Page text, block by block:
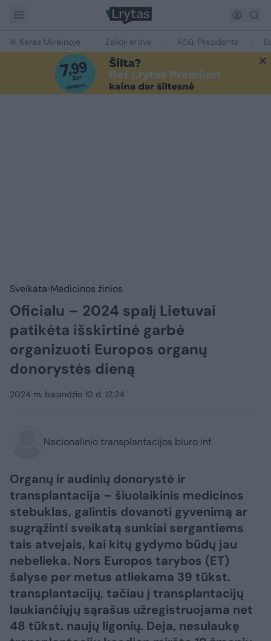
Karas Ukrainoje Žalioji erdvė Ačiū, Prezidente
Sveikata Medicinos žinios
Oficialu – 2024 spalį Lietuvai
patikėta išskirtinė garbė
organizuoti Europos organų
donorystės dieną
2024 m. balandžio 10 d. 12:24
Nacionalinio transplantacijos biuro inf.
Organų ir audinių donorystė ir
transplantacija – šiuolaikinis medicinos
stebuklas, galintis dovanoti gyvenimą ar
sugrąžinti sveikatą sunkiai sergantiems
tais atvejais, kai kitų gydymo būdų jau
nebelieka. Nors Europos tarybos (ET)
šalyse per metus atliekama 39 tūkst.
transplantacijų, tačiau į transplantacijų
laukiančiųjų sąrašus užregistruojama net
48 tūkst. naujų ligonių. Deja, nesulaukę